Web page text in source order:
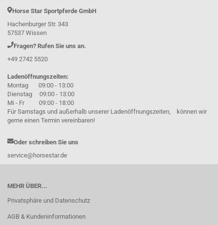
Horse Star Sportpferde GmbH
Hachenburger Str. 343
57537 Wissen
Fragen? Rufen Sie uns an.
+49 2742 5520
Ladenöffnungszeiten:
Montag 09:00 - 13:00
Dienstag 09:00 - 13:00
Mi - Fr 09:00 - 18:00
Für Samstags und außerhalb unserer Ladenöffnungszeiten, können wir
gerne einen Termin vereinbaren!
Oder schreiben Sie uns
service@horsestar.de
MEHR ÜBER...
Privatsphäre und Datenschutz
AGB & Kundeninformationen